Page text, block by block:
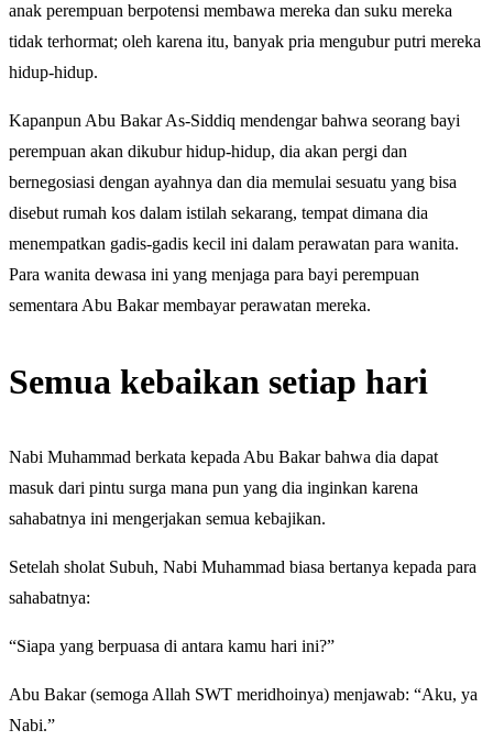
anak perempuan berpotensi membawa mereka dan suku mereka
tidak terhormat; oleh karena itu, banyak pria mengubur putri mereka
hidup-hidup.
Kapanpun Abu Bakar As-Siddiq mendengar bahwa seorang bayi
perempuan akan dikubur hidup-hidup, dia akan pergi dan
bernegosiasi dengan ayahnya dan dia memulai sesuatu yang bisa
disebut rumah kos dalam istilah sekarang, tempat dimana dia
menempatkan gadis-gadis kecil ini dalam perawatan para wanita.
Para wanita dewasa ini yang menjaga para bayi perempuan
sementara Abu Bakar membayar perawatan mereka.
Semua kebaikan setiap hari
Nabi Muhammad berkata kepada Abu Bakar bahwa dia dapat
masuk dari pintu surga mana pun yang dia inginkan karena
sahabatnya ini mengerjakan semua kebajikan.
Setelah sholat Subuh, Nabi Muhammad biasa bertanya kepada para
sahabatnya:
“Siapa yang berpuasa di antara kamu hari ini?”
Abu Bakar (semoga Allah SWT meridhoinya) menjawab: “Aku, ya
Nabi.”